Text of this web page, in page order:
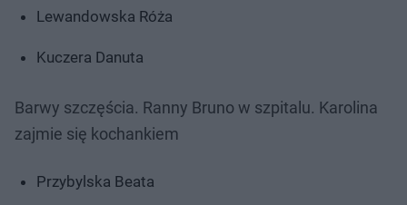
Lewandowska Róża
Kuczera Danuta
Barwy szczęścia. Ranny Bruno w szpitalu. Karolina
zajmie się kochankiem
Przybylska Beata